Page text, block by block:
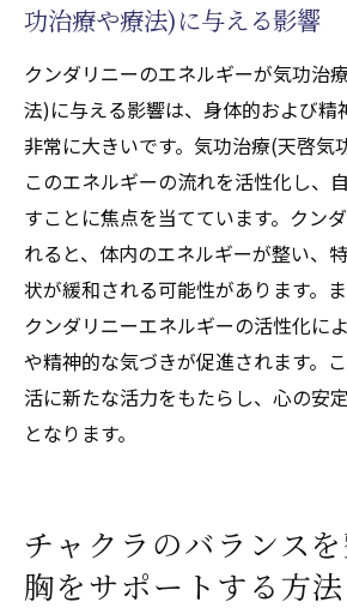
功治療や療法)に与える影響
クンダリニーのエネルギーが気功治
法)に与える影響は、身体的および精
非常に大きいです。気功治療(天啓気
このエネルギーの流れを活性化し、
すことに焦点を当てています。クン
れると、体内のエネルギーが整い、
状が緩和される可能性があります。
クンダリニーエネルギーの活性化に
や精神的な気づきが促進されます。
活に新たな活力をもたらし、心の安
となります。
チャクラのバランス
胸をサポートする方法